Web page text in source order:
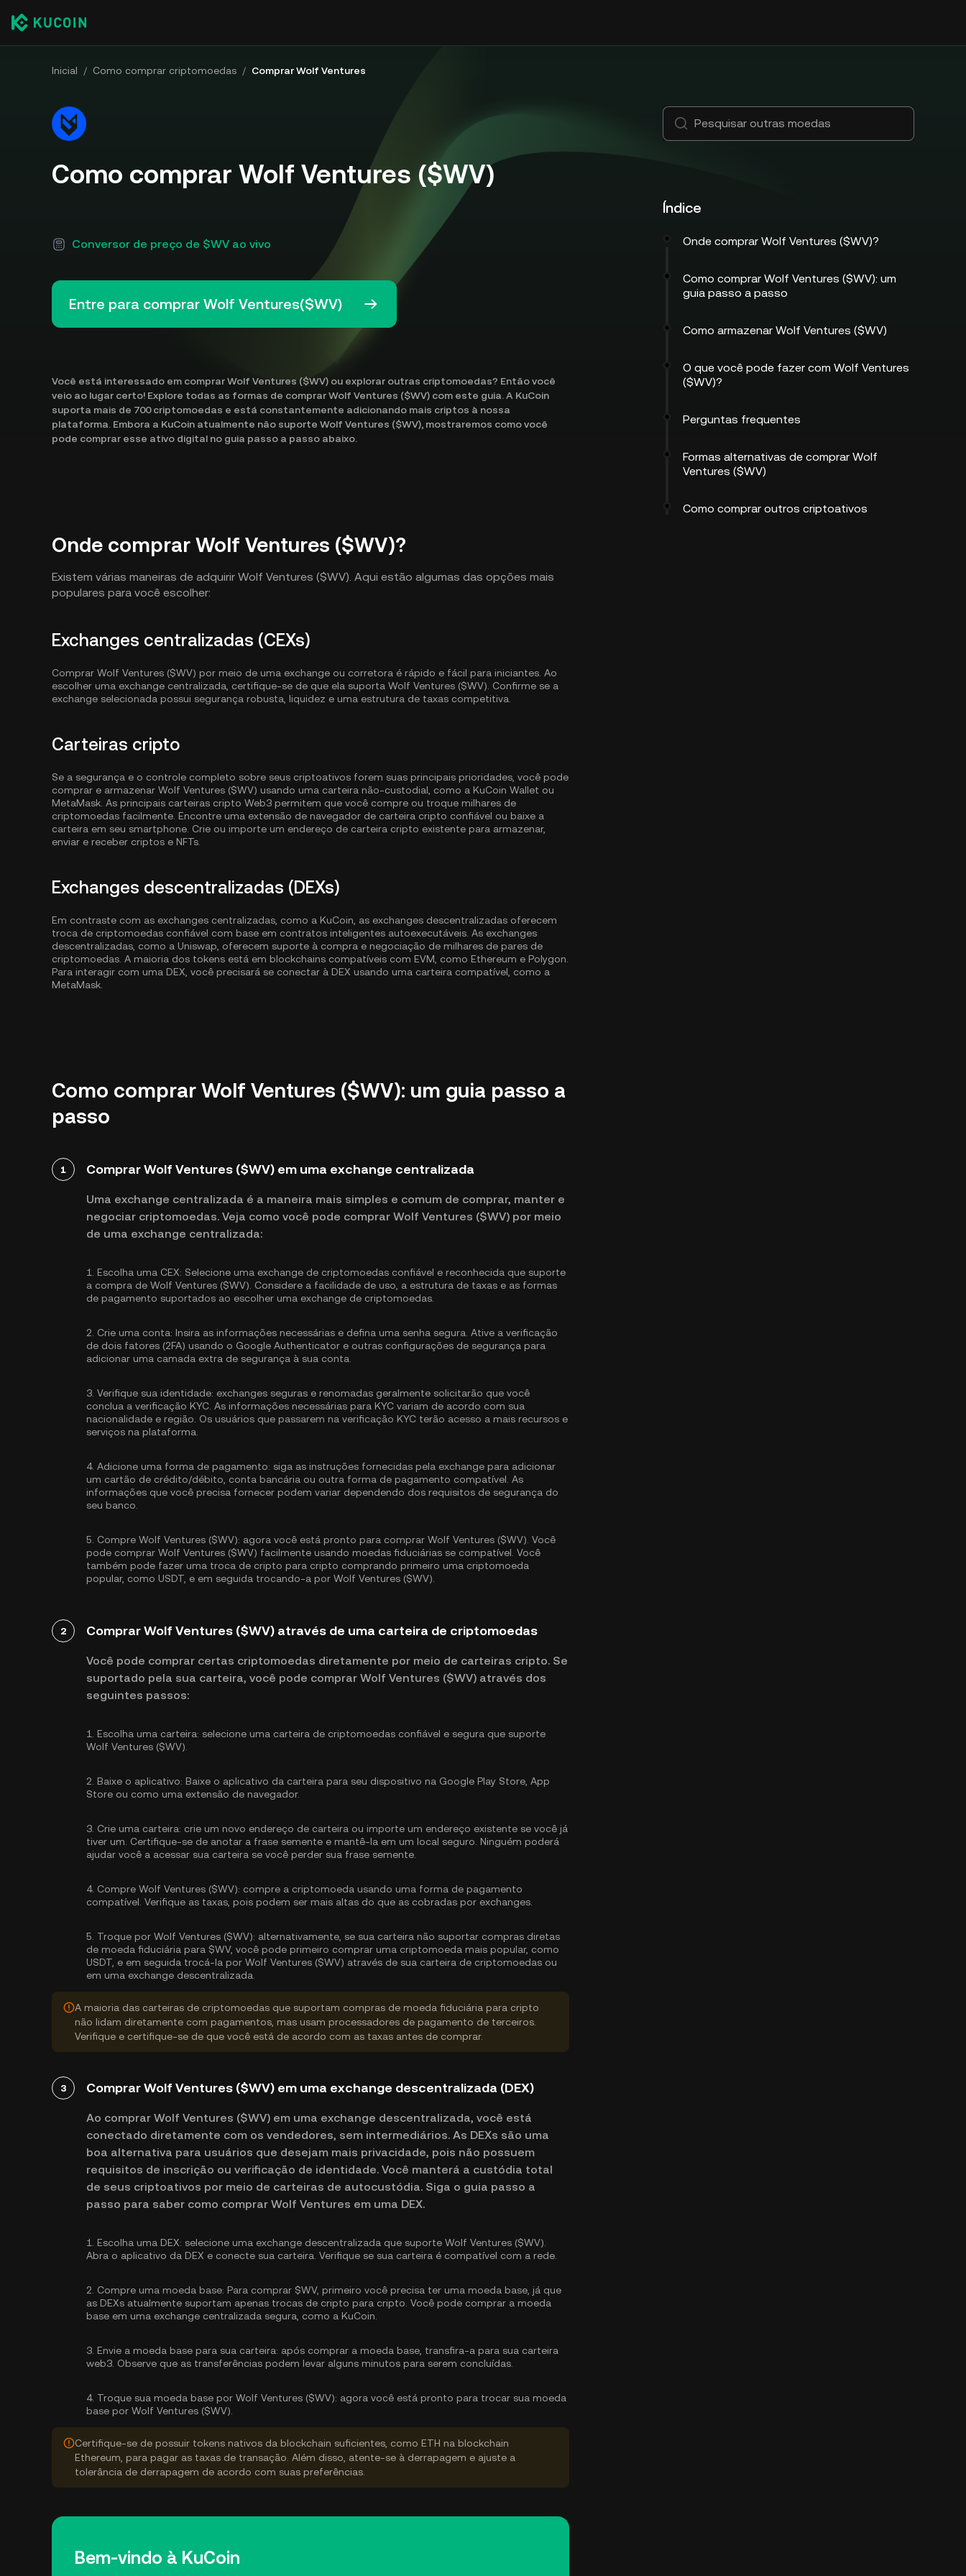
Inicial / Como comprar criptomoedas / Comprar Wolf Ventures
Como comprar Wolf Ventures ($WV)
Conversor de preço de $WV ao vivo
Entre para comprar Wolf Ventures($WV)
Você está interessado em comprar Wolf Ventures ($WV) ou explorar outras criptomoedas? Então você
veio ao lugar certo! Explore todas as formas de comprar Wolf Ventures ($WV) com este guia. A KuCoin
suporta mais de 700 criptomoedas e está constantemente adicionando mais criptos à nossa
plataforma. Embora a KuCoin atualmente não suporte Wolf Ventures ($WV), mostraremos como você
pode comprar esse ativo digital no guia passo a passo abaixo.
Onde comprar Wolf Ventures ($WV)?
Existem várias maneiras de adquirir Wolf Ventures ($WV). Aqui estão algumas das opções mais
populares para você escolher:
Exchanges centralizadas (CEXs)
Comprar Wolf Ventures ($WV) por meio de uma exchange ou corretora é rápido e fácil para iniciantes. Ao
escolher uma exchange centralizada, certifique-se de que ela suporta Wolf Ventures ($WV). Confirme se a
exchange selecionada possui segurança robusta, liquidez e uma estrutura de taxas competitiva.
Carteiras cripto
Se a segurança e o controle completo sobre seus criptoativos forem suas principais prioridades, você pode
comprar e armazenar Wolf Ventures ($WV) usando uma carteira não-custodial, como a KuCoin Wallet ou
MetaMask. As principais carteiras cripto Web3 permitem que você compre ou troque milhares de
criptomoedas facilmente. Encontre uma extensão de navegador de carteira cripto confiável ou baixe a
carteira em seu smartphone. Crie ou importe um endereço de carteira cripto existente para armazenar,
enviar e receber criptos e NFTs.
Exchanges descentralizadas (DEXs)
Em contraste com as exchanges centralizadas, como a KuCoin, as exchanges descentralizadas oferecem
troca de criptomoedas confiável com base em contratos inteligentes autoexecutáveis. As exchanges
descentralizadas, como a Uniswap, oferecem suporte à compra e negociação de milhares de pares de
criptomoedas. A maioria dos tokens está em blockchains compatíveis com EVM, como Ethereum e Polygon
Para interagir com uma DEX, você precisará se conectar à DEX usando uma carteira compatível, como a
MetaMask.
Como comprar Wolf Ventures ($WV): um guia passo a
passo
1 Comprar Wolf Ventures ($WV) em uma exchange centralizada
Uma exchange centralizada é a maneira mais simples e comum de comprar, manter e
negociar criptomoedas. Veja como você pode comprar Wolf Ventures ($WV) por meio
de uma exchange centralizada:
1. Escolha uma CEX: Selecione uma exchange de criptomoedas confiável e reconhecida que suporte
a compra de Wolf Ventures ($WV). Considere a facilidade de uso, a estrutura de taxas e as formas
de pagamento suportados ao escolher uma exchange de criptomoedas.
2. Crie uma conta: Insira as informações necessárias e defina uma senha segura. Ative a verificação
de dois fatores (2FA) usando o Google Authenticator e outras configurações de segurança para
adicionar uma camada extra de segurança à sua conta.
3. Verifique sua identidade: exchanges seguras e renomadas geralmente solicitarão que você
conclua a verificação KYC . As informações necessárias para KYC variam de acordo com sua
nacionalidade e região. Os usuários que passarem na verificação KYC terão acesso a mais recursos e
serviços na plataforma.
4. Adicione uma forma de pagamento: siga as instruções fornecidas pela exchange para adicionar
um cartão de crédito/débito, conta bancária ou outra forma de pagamento compatível. As
informações que você precisa fornecer podem variar dependendo dos requisitos de segurança do
seu banco.
5. Compre Wolf Ventures ($WV): agora você está pronto para comprar Wolf Ventures ($WV). Você
pode comprar Wolf Ventures ($WV) facilmente usando moedas fiduciárias se compatível. Você
também pode fazer uma troca de cripto para cripto comprando primeiro uma criptomoeda
popular, como USDT , e em seguida trocando-a por Wolf Ventures ($WV).
2 Comprar Wolf Ventures ($WV) através de uma carteira de criptomoedas
Você pode comprar certas criptomoedas diretamente por meio de carteiras cripto. Se
suportado pela sua carteira, você pode comprar Wolf Ventures ($WV) através dos
seguintes passos:
1. Escolha uma carteira: selecione uma carteira de criptomoedas confiável e segura que suporte
Wolf Ventures ($WV).
2. Baixe o aplicativo: Baixe o aplicativo da carteira para seu dispositivo na Google Play Store, App
Store ou como uma extensão de navegador.
3. Crie uma carteira: crie um novo endereço de carteira ou importe um endereço existente se você já
tiver um. Certifique-se de anotar a frase semente e mantê-la em um local seguro. Ninguém poderá
ajudar você a acessar sua carteira se você perder sua frase semente.
4. Compre Wolf Ventures ($WV): compre a criptomoeda usando uma forma de pagamento
compatível. Verifique as taxas, pois podem ser mais altas do que as cobradas por exchanges.
5. Troque por Wolf Ventures ($WV): alternativamente, se sua carteira não suportar compras diretas
de moeda fiduciária para $WV, você pode primeiro comprar uma criptomoeda mais popular, como
USDT, e em seguida trocá-la por Wolf Ventures ($WV) através de sua carteira de criptomoedas ou
em uma exchange descentralizada.
A maioria das carteiras de criptomoedas que suportam compras de moeda fiduciária para cripto
não lidam diretamente com pagamentos, mas usam processadores de pagamento de terceiros.
Verifique e certifique-se de que você está de acordo com as taxas antes de comprar.
3 Comprar Wolf Ventures ($WV) em uma exchange descentralizada (DEX)
Ao comprar Wolf Ventures ($WV) em uma exchange descentralizada, você está
conectado diretamente com os vendedores, sem intermediários. As DEXs são uma
boa alternativa para usuários que desejam mais privacidade, pois não possuem
requisitos de inscrição ou verificação de identidade. Você manterá a custódia total
de seus criptoativos por meio de carteiras de autocustódia. Siga o guia passo a
passo para saber como comprar Wolf Ventures em uma DEX.
1. Escolha uma DEX: selecione uma exchange descentralizada que suporte Wolf Ventures ($WV).
Abra o aplicativo da DEX e conecte sua carteira. Verifique se sua carteira é compatível com a rede.
2. Compre uma moeda base: Para comprar $WV, primeiro você precisa ter uma moeda base, já que
as DEXs atualmente suportam apenas trocas de cripto para cripto. Você pode comprar a moeda
base em uma exchange centralizada segura, como a KuCoin.
3. Envie a moeda base para sua carteira: após comprar a moeda base, transfira-a para sua carteira
web3. Observe que as transferências podem levar alguns minutos para serem concluídas.
4. Troque sua moeda base por Wolf Ventures ($WV): agora você está pronto para trocar sua moeda
base por Wolf Ventures ($WV).
Certifique-se de possuir tokens nativos da blockchain suficientes, como ETH na blockchain
Ethereum, para pagar as taxas de transação. Além disso, atente-se à derrapagem e ajuste a
tolerância de derrapagem de acordo com suas preferências.
Bem-vindo à KuCoin
Índice
Onde comprar Wolf Ventures ($WV)?
Como comprar Wolf Ventures ($WV): um
guia passo a passo
Como armazenar Wolf Ventures ($WV)
O que você pode fazer com Wolf Ventures
($WV)?
Perguntas frequentes
Formas alternativas de comprar Wolf
Ventures ($WV)
Como comprar outros criptoativos